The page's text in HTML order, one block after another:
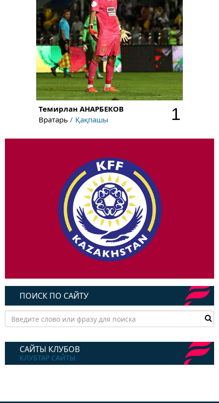
Темирлан АНАРБЕКОВ
Вратарь
Қақпашы 1
ПОИСК ПО САЙТУ
САЙТЫ КЛУБОВ
КЛУБТАР САЙТЫ